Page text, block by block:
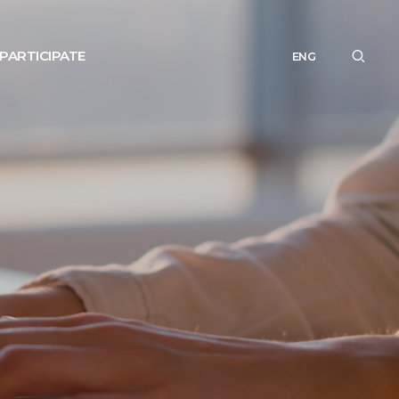
PARTICIPATE ENG